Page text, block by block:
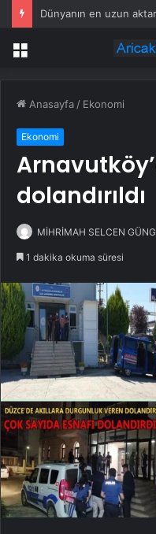
Menü
Anasayfa / Ekonomi
Ekonomi
dolandırıldı
MİHRİMAH SELCEN
1 dakika okuma süresi